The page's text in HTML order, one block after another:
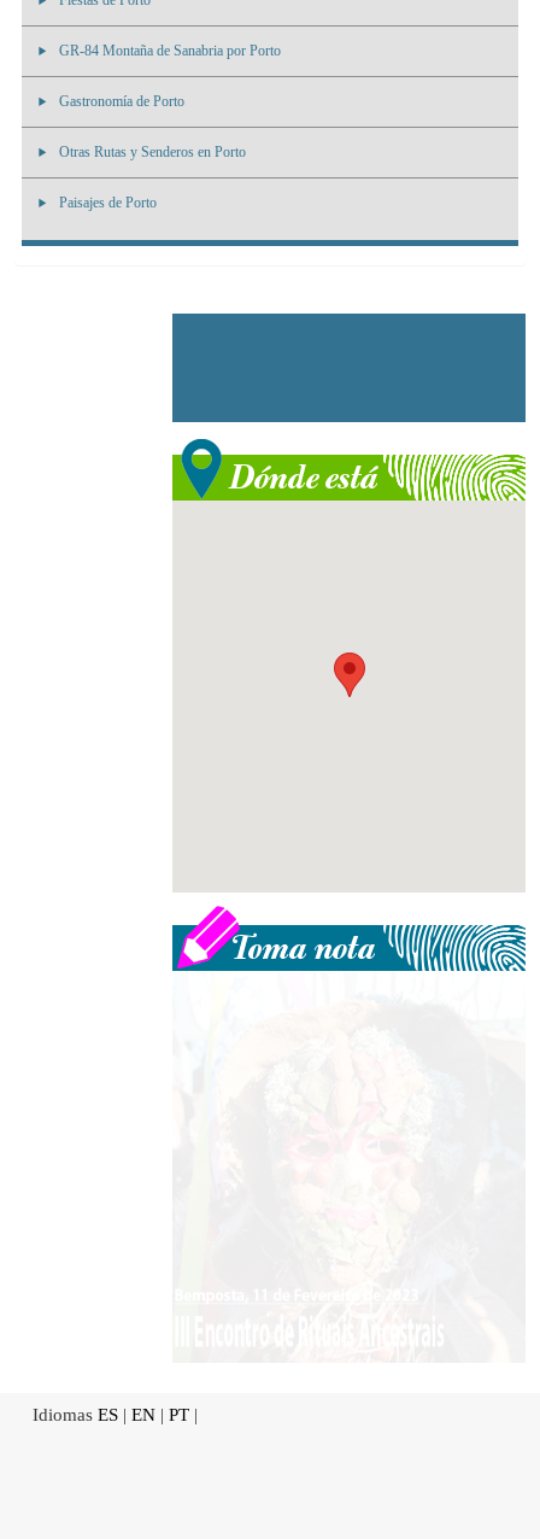
GR-84 Montaña de Sanabria por Porto
Gastronomía de Porto
Otras Rutas y Senderos en Porto
Paisajes de Porto
Idiomas ES | EN | PT |